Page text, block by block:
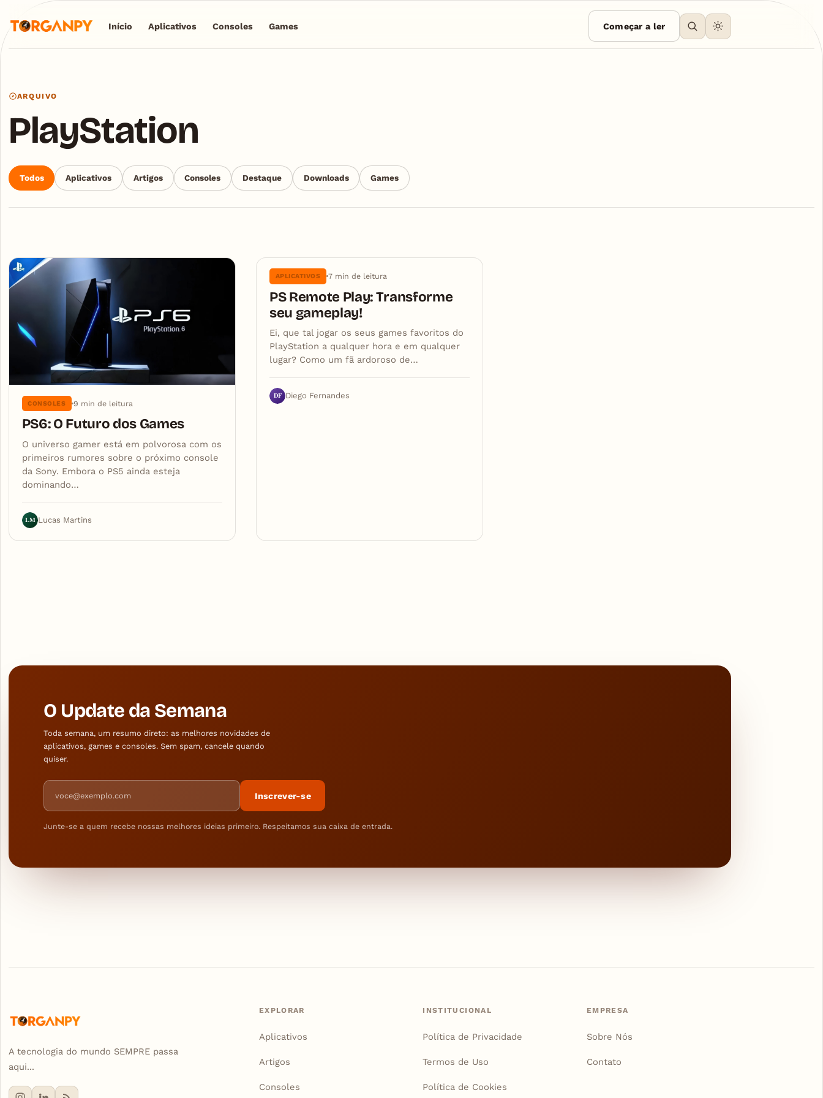
Início Aplicativos Consoles Games Começar a ler
ARQUIVO
PlayStation
Todos Aplicativos Artigos Consoles Destaque Downloads Games
Articles
CONSOLES 9 min de leitura
PS6: O Futuro dos Games
O universo gamer está em polvorosa com os
primeiros rumores sobre o próximo console
da Sony. Embora o PS5 ainda esteja
dominando…
LM Lucas Martins
APLICATIVOS 7 min de leitura
PS Remote Play: Transforme
seu gameplay!
Ei, que tal jogar os seus games favoritos do
PlayStation a qualquer hora e em qualquer
lugar? Como um fã ardoroso de…
DF Diego Fernandes
O Update da Semana
Toda semana, um resumo direto: as melhores novidades de
aplicativos, games e consoles. Sem spam, cancele quando
quiser.
Endereço de e-mail
Inscrever-se
Junte-se a quem recebe nossas melhores ideias primeiro. Respeitamos sua caixa de entrada.
A tecnologia do mundo SEMPRE passa
aqui...
EXPLORAR
Aplicativos
Artigos
Consoles
INSTITUCIONAL
Política de Privacidade
Termos de Uso
Política de Cookies
EMPRESA
Sobre Nós
Contato